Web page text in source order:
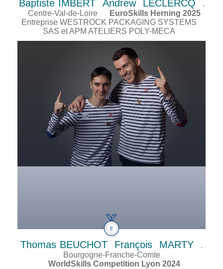
Baptiste IMBERT Andrew LECLERCQ
.
Centre-Val-de-Loire
EuroSkills Herning 2025
Entreprise WESTROCK PACKAGING SYSTEMS
SAS et APM ATELIERS POLY-MECA
Thomas BEUCHOT François MARTY
.
Bourgogne-Franche-Comte
WorldSkills Competition Lyon 2024